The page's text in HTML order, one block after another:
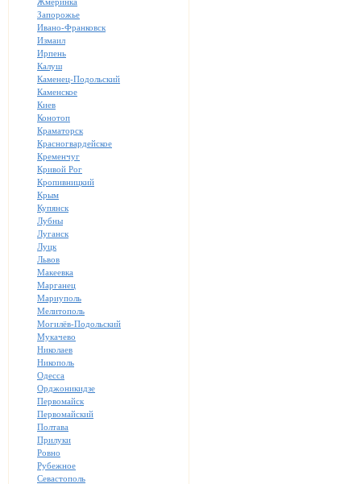
Запорожье
Ивано-Франковск
Измаил
Ирпень
Калуш
Каменец-Подольский
Каменское
Киев
Конотоп
Краматорск
Красногвардейское
Кременчуг
Кривой Рог
Кропивницкий
Крым
Купянск
Лубны
Луганск
Луцк
Львов
Макеевка
Марганец
Мариуполь
Мелитополь
Могилёв-Подольский
Мукачево
Николаев
Никополь
Одесса
Орджоникидзе
Первомайск
Первомайский
Полтава
Прилуки
Ровно
Рубежное
Севастополь